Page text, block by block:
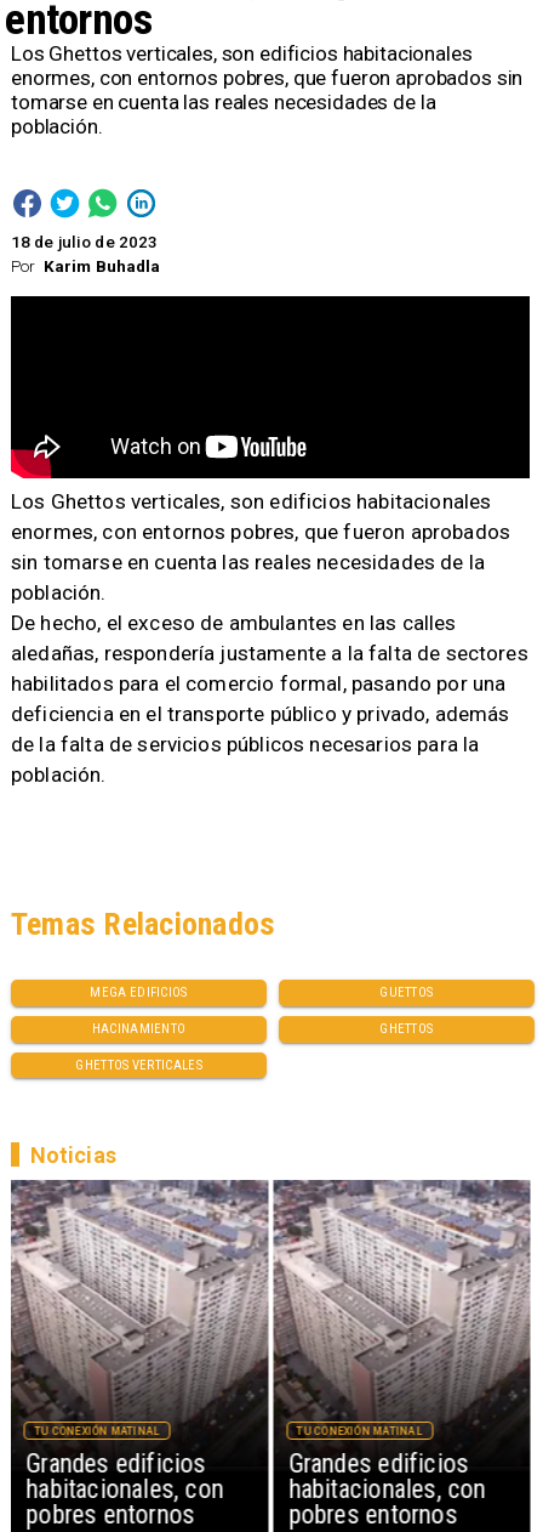
Por Karim Buhadla
entornos
18 de julio de 2023
Los Ghettos verticales, son edificios habitacionales
enormes, con entornos pobres, que fueron aprobados sin
tomarse en cuenta las reales necesidades de la
población.
Los Ghettos verticales, son edificios habitacionales
enormes, con entornos pobres, que fueron aprobados
sin tomarse en cuenta las reales necesidades de la
población.
De hecho, el exceso de ambulantes en las calles
aledañas, respondería justamente a la falta de sectores
habilitados para el comercio formal, pasando por una
deficiencia en el transporte público y privado, además
de la falta de servicios públicos necesarios para la
población.
MEGA EDIFICIOS GUETTOS
HACINAMIENTO GHETTOS
GHETTOS VERTICALES
Temas Relacionados
Grandes edificios
habitacionales, con
pobres entornos
TU CONEXIÓN MATINAL
Grandes edificios
habitacionales, con
pobres entornos
TU CONEXIÓN MATINAL
Noticias